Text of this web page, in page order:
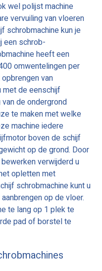
wel polijst machine
vervuiling van vloeren
schrobmachine kun je
een schrob-
heeft een
omwentelingen per
van
met de eenschijf
de ondergrond
te maken met welke
machine iedere
boven de schijf
op de grond. Door
verwijderd u
opletten met
schrobmachine kunt u
op de vloer.
te lang op 1 plek te
pad of borstel te